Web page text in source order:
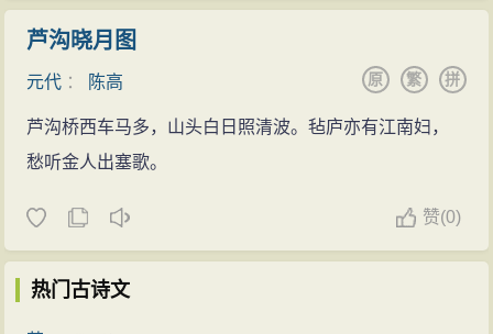
芦沟晓月图
元代 ： 陈高 拼
繁
原
芦沟桥西车马多，山头白日照清波。毡庐亦有江南妇，
愁听金人出塞歌。
赞(0)
热门古诗文